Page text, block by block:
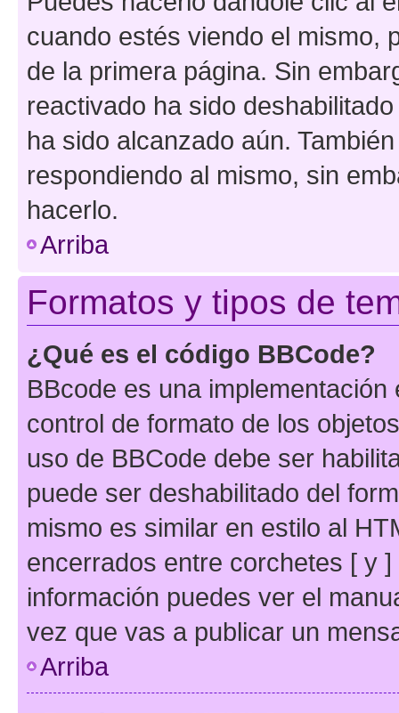
cuando estés viendo el mismo,
de la primera página. Sin
reactivado ha sido
ha sido alcanzado aún.
respondiendo al mismo, sin
hacerlo.
Arriba
Formatos y tipos de
¿Qué es el código BBCode?
BBcode es una
control de formato de los
uso de BBCode debe ser
puede ser deshabilitado del
mismo es similar en estilo al
encerrados entre corchetes [ y
información puedes ver el
vez que vas a publicar un
Arriba